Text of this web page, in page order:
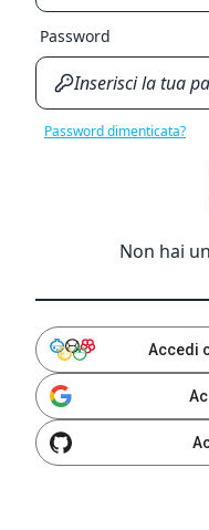
Password
Password dimenticata?
Non hai
Accedi